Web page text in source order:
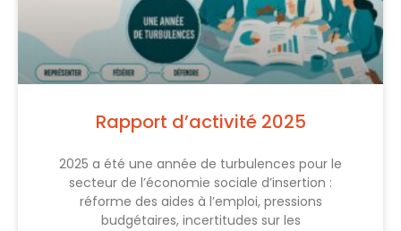
Rapport d’activité 2025
2025 a été une année de turbulences pour le
secteur de l’économie sociale d’insertion :
réforme des aides à l’emploi, pressions
budgétaires, incertitudes sur les